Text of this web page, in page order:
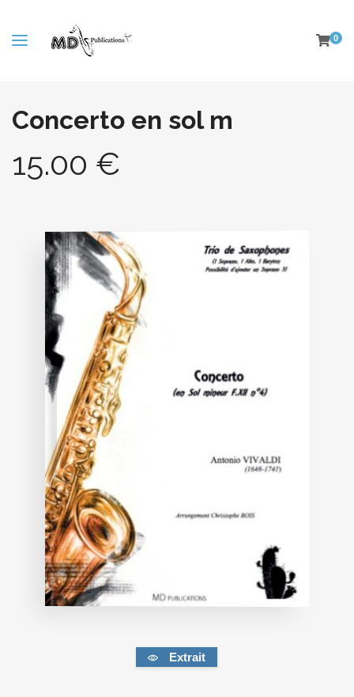
0
Concerto en sol m
15.00 €
Extrait